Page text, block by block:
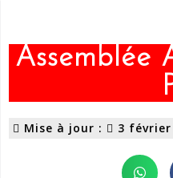
Assemblée
Mise à jour : 3 février